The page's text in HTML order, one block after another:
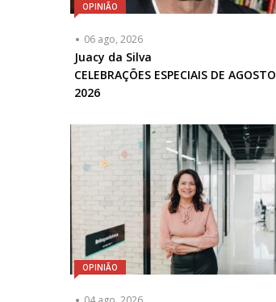
OPINIÃO
06 ago, 2026
Articulista
ou
Chamada
Opcional
Juacy da Silva
CELEBRAÇÕES ESPECIAIS DE AGOSTO
2026
OPINIÃO